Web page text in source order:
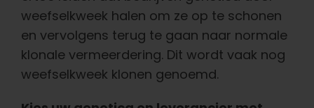
weefselkweek halen om ze op te schonen
en vervolgens terug te gaan naar normale
klonale vermeerdering. Dit wordt vaak nog
weefselkweek klonen genoemd.